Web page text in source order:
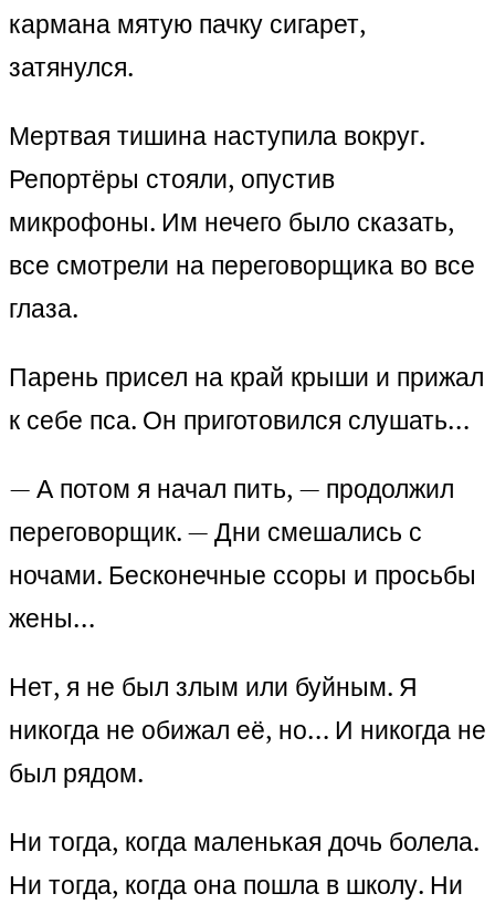
кармана мятую пачку сигарет,
затянулся.
Мертвая тишина наступила вокруг.
Репортёры стояли, опустив
микрофоны. Им нечего было сказать,
все смотрели на переговорщика во все
глаза.
Парень присел на край крыши и прижал
к себе пса. Он приготовился слушать…
— А потом я начал пить, — продолжил
переговорщик. — Дни смешались с
ночами. Бесконечные ссоры и просьбы
жены…
Нет, я не был злым или буйным. Я
никогда не обижал её, но… И никогда не
был рядом.
Ни тогда, когда маленькая дочь болела.
Ни тогда, когда она пошла в школу. Ни